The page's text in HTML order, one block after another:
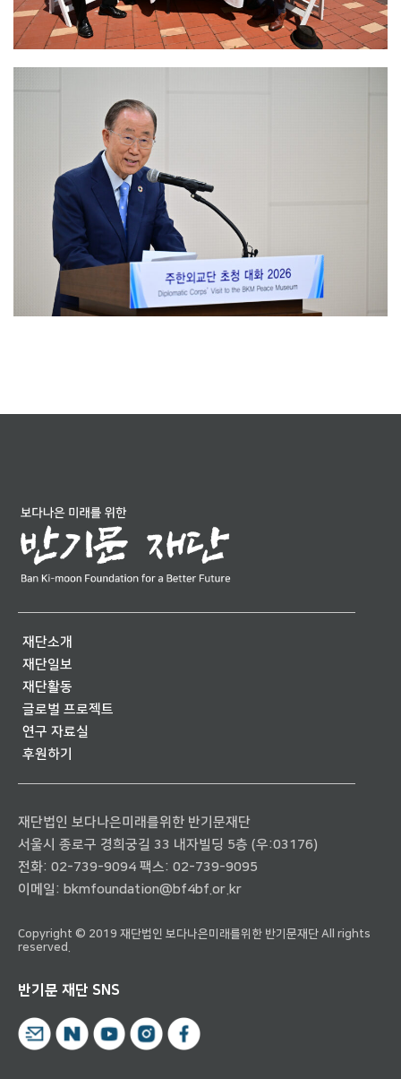
재단소개
재단일보
재단활동
글로벌 프로젝트
연구 자료실
후원하기
재단법인 보다나은미래를위한 반기문재단
서울시 종로구 경희궁길 33 내자빌딩 5층 (우:03176)
전화: 02-739-9094 팩스: 02-739-9095
이메일: bkmfoundation@bf4bf.or.kr
Copyright © 2019 재단법인 보다나은미래를위한 반기문재단 All rights
reserved.
반기문 재단 SNS